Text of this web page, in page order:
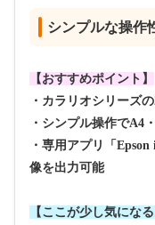
シンプルな操作
【おすすめポイント】
・カラリオシリーズ
・シンプル操作でA4
・専用アプリ「
像を出力可能
【ここが少し気にな